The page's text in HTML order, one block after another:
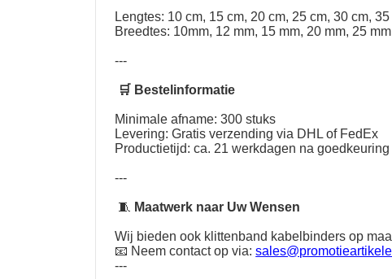
Lengtes: 10 cm, 15 cm, 20 cm, 25 cm, 30 cm,
Breedtes: 10mm, 12 mm, 15 mm, 20 mm, 25
---
🛒 Bestelinformatie
Minimale afname: 300 stuks
Levering: Gratis verzending via DHL of FedEx
Productietijd: ca. 21 werkdagen na
---
🧵 Maatwerk naar Uw Wensen
Wij bieden ook klittenband kabelbinders op
📧 Neem contact op via:
---